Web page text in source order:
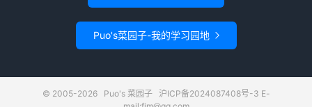
Puo's菜园子-我的学习园地 
© 2005-2026 Puo's 菜园子 沪ICP备2024087408号-3 E-